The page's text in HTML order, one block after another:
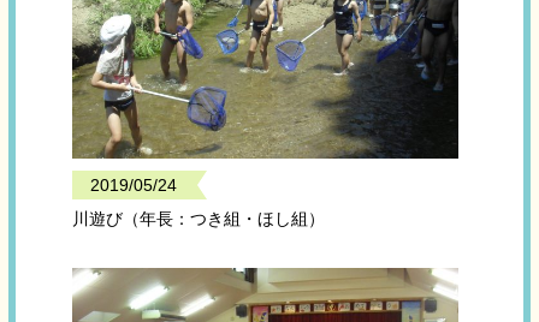
2019/05/24
川遊び（年長：つき組・ほし組）